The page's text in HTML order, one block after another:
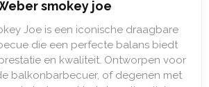
smokey joe
Joe is een iconische draagbare
die een perfecte balans biedt
en kwaliteit. Ontworpen voor
balkonbarbecuer, of degenen met